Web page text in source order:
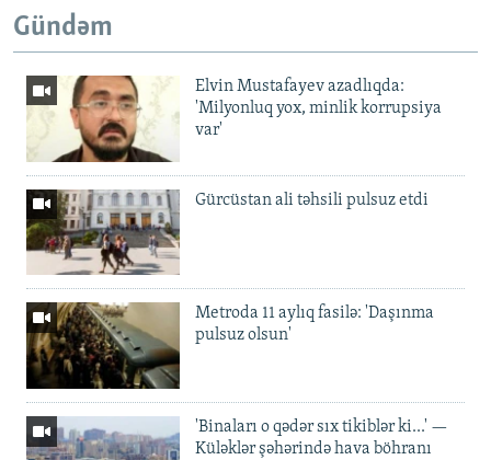
Gündəm
Elvin Mustafayev azadlıqda:
'Milyonluq yox, minlik korrupsiya
var'
Gürcüstan ali təhsili pulsuz etdi
Metroda 11 aylıq fasilə: 'Daşınma
pulsuz olsun'
'Binaları o qədər sıx tikiblər ki...' —
Küləklər şəhərində hava böhranı